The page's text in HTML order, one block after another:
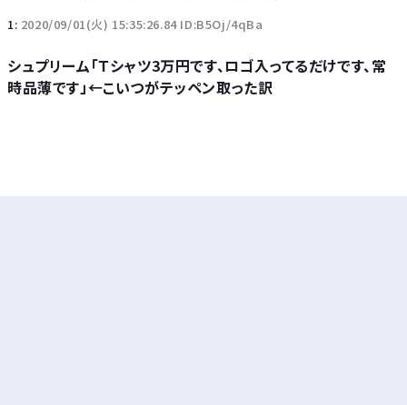
1: 2020/09/01(火) 15:35:26.84 ID:B5Oj/4qBa
シュプリーム「Ｔシャツ3万円です、ロゴ入ってるだけです、常
時品薄です」←こいつがテッペン取った訳